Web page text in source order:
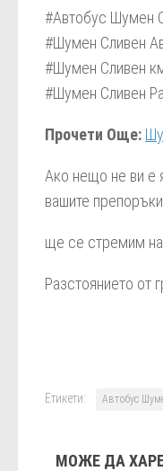
Зелена морава
Тича
Автогара Котел
Градец
Мокрен
Пъдарево
Мараш
Г. Александрово
#Автобус Шумен
#Шумен Сливен
#Шумен Сливен
#Шумен Сливен
Прочети Още:
Ако нещо не ви е
вашите
ще се стремим
Разстоянието от
Етикети: Автобус
МОЖЕ ДА